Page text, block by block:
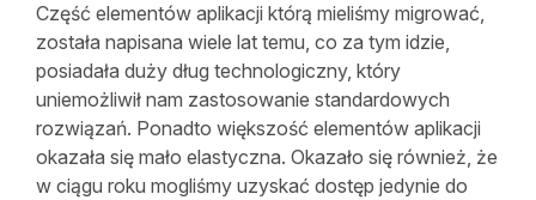
Część elementów aplikacji którą mieliśmy migrować,
została napisana wiele lat temu, co za tym idzie,
posiadała duży dług technologiczny, który
uniemożliwił nam zastosowanie standardowych
rozwiązań. Ponadto większość elementów aplikacji
okazała się mało elastyczna. Okazało się również, że
w ciągu roku mogliśmy uzyskać dostęp jedynie do